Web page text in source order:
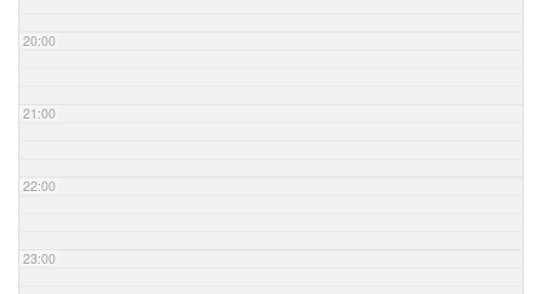
20:00
21:00
22:00
23:00